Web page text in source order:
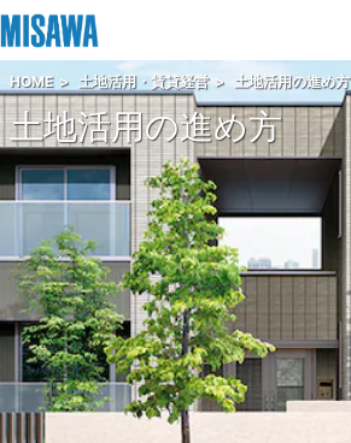
住まい
建てる [注文住宅]
商品ラインアップ
デザイン
テクノロジー（住まいの性能）
建築事例・建築実例
土地活用
個人のお客さま
賃貸住宅
賃貸併用住宅
リフォーム
戸建て・マンション
ミサワリフォームとは
まちづくり
複合開発・投資開発
オーナーサポート
HOME 土地活用・賃貸経営 土地活用の進め方
土地活用の進め方